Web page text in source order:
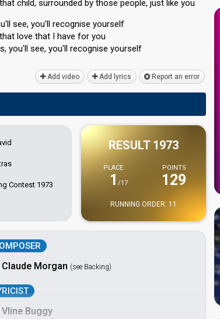
child, surrounded by those people, just like you
see, you'll recognise yourself
love that I hаve for you
you'll see, you'll recognise yourѕelf
Add video Add lyrics Report an error
Contest 1973
RESULT 1973
PLACE
1 /17
POINTS
129
RUNNING ORDER: 11
Claude Morgan (see Backing)
Vline Buggy